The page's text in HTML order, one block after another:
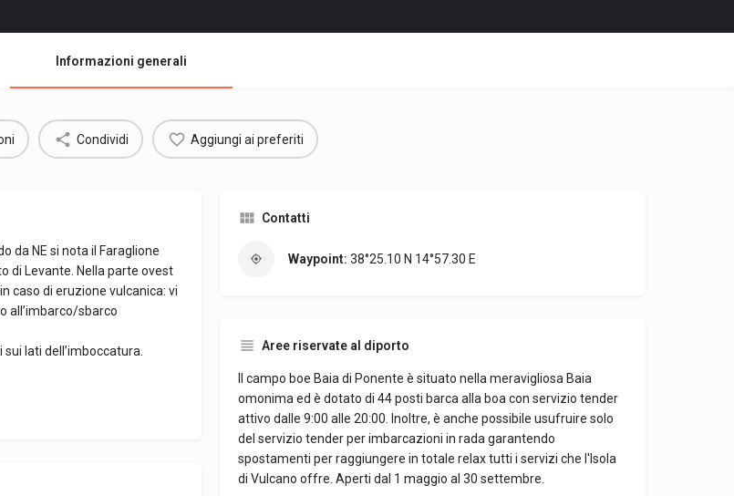
Informazioni generali
Condividi Aggiungi ai preferiti
da NE si nota il Faraglione
di Levante. Nella parte ovest
caso di eruzione vulcanica: vi
all’imbarco/sbarco
lati dell’imboccatura.
Contatti
Waypoint: 38°25.10 N 14°57.30 E
Aree riservate al diporto
Il campo boe Baia di Ponente è situato nella meravigliosa Baia
omonima ed è dotato di 44 posti barca alla boa con servizio tender
attivo dalle 9:00 alle 20:00. Inoltre, è anche possibile usufruire solo
del servizio tender per imbarcazioni in rada garantendo
spostamenti per raggiungere in totale relax tutti i servizi che l'Isola
di Vulcano offre. Aperti dal 1 maggio al 30 settembre.